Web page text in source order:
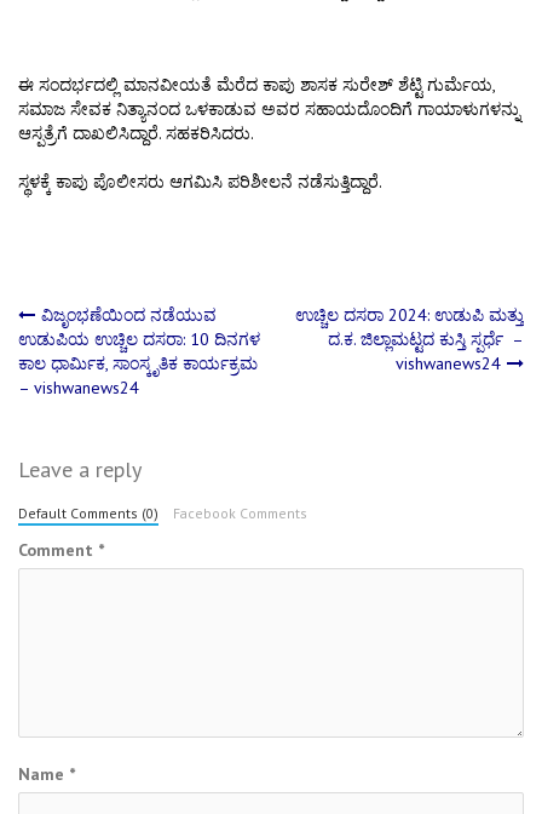
ಈ ಸಂದರ್ಭದಲ್ಲಿ ಮಾನವೀಯತೆ ಮೆರೆದ ಕಾಪು ಶಾಸಕ ಸುರೇಶ್ ಶೆಟ್ಟಿ ಗುರ್ಮೆಯ,
ಸಮಾಜ ಸೇವಕ ನಿತ್ಯಾನಂದ ಒಳಕಾಡುವ ಅವರ ಸಹಾಯದೊಂದಿಗೆ ಗಾಯಾಳುಗಳನ್ನು
ಆಸ್ಪತ್ರೆಗೆ ದಾಖಲಿಸಿದ್ದಾರೆ. ಸಹಕರಿಸಿದರು.
ಸ್ಥಳಕ್ಕೆ ಕಾಪು ಪೊಲೀಸರು ಆಗಮಿಸಿ ಪರಿಶೀಲನೆ ನಡೆಸುತ್ತಿದ್ದಾರೆ.
Post
navigation
ವಿಜೃಂಭಣೆಯಿಂದ ನಡೆಯುವ
ಉಡುಪಿಯ ಉಚ್ಚಿಲ ದಸರಾ: 10 ದಿನಗಳ
ಕಾಲ ಧಾರ್ಮಿಕ, ಸಾಂಸ್ಕೃತಿಕ ಕಾರ್ಯಕ್ರಮ
– vishwanews24
ಉಚ್ಚಿಲ ದಸರಾ 2024: ಉಡುಪಿ ಮತ್ತು
ದ.ಕ. ಜಿಲ್ಲಾಮಟ್ಟದ ಕುಸ್ತಿ ಸ್ಪರ್ಧೆ –
vishwanews24
Leave a reply
Default Comments (0) Facebook Comments
Comment *
Name *